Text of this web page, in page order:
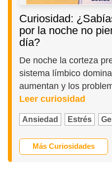
Curiosidad:
por la noche no
día?
De noche la corteza
sistema límbico
aumentan y los
Leer curiosidad
Ansiedad Estrés
Más Curiosidades